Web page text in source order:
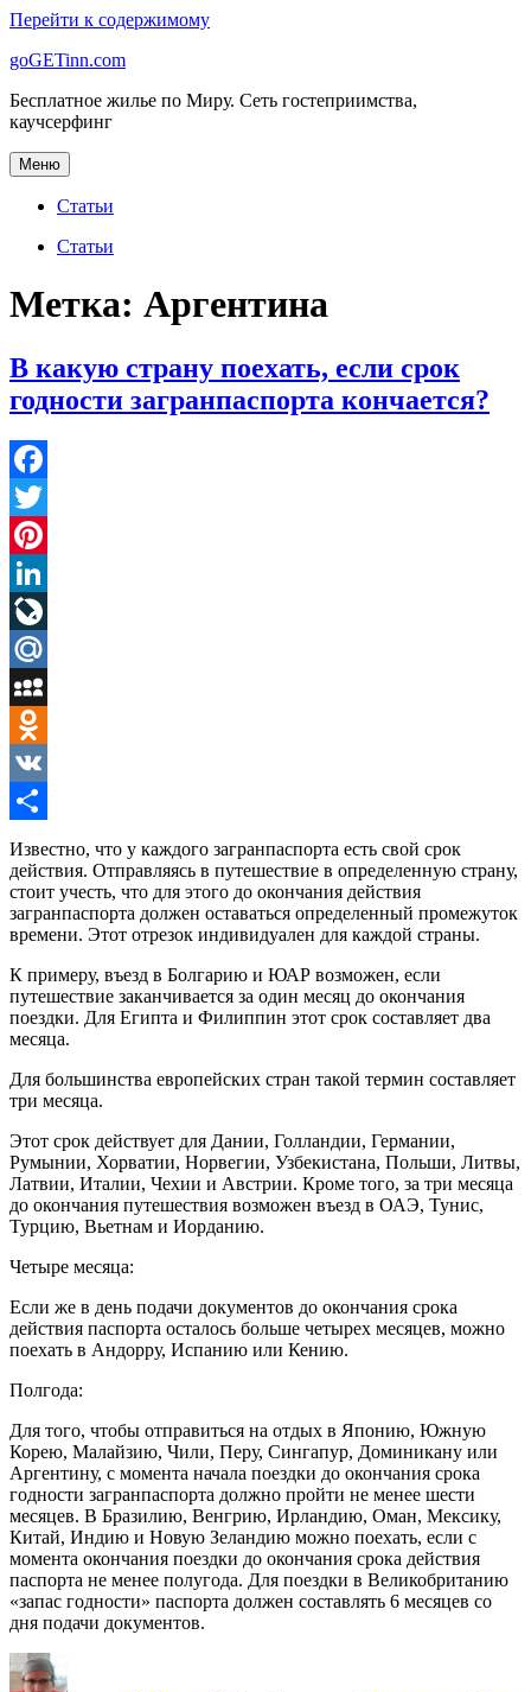
Перейти к содержимому
goGETinn.com
Бесплатное жилье по Миру. Сеть гостеприимства,
каучсерфинг
Меню
Статьи
Статьи
Метка: Аргентина
В какую страну поехать, если срок
годности загранпаспорта кончается?
Facebook
Twitter
Pinterest
LinkedIn
LiveJournal
Mail.Ru
MySpace
Odnoklassniki
VK
Отправить
Известно, что у каждого загранпаспорта есть свой срок
действия. Отправляясь в путешествие в определенную страну,
стоит учесть, что для этого до окончания действия
загранпаспорта должен оставаться определенный промежуток
времени. Этот отрезок индивидуален для каждой страны.
К примеру, въезд в Болгарию и ЮАР возможен, если
путешествие заканчивается за один месяц до окончания
поездки. Для Египта и Филиппин этот срок составляет два
месяца.
Для большинства европейских стран такой термин составляет
три месяца.
Этот срок действует для Дании, Голландии, Германии,
Румынии, Хорватии, Норвегии, Узбекистана, Польши, Литвы,
Латвии, Италии, Чехии и Австрии. Кроме того, за три месяца
до окончания путешествия возможен въезд в ОАЭ, Тунис,
Турцию, Вьетнам и Иорданию.
Четыре месяца:
Если же в день подачи документов до окончания срока
действия паспорта осталось больше четырех месяцев, можно
поехать в Андорру, Испанию или Кению.
Полгода:
Для того, чтобы отправиться на отдых в Японию, Южную
Корею, Малайзию, Чили, Перу, Сингапур, Доминикану или
Аргентину, с момента начала поездки до окончания срока
годности загранпаспорта должно пройти не менее шести
месяцев. В Бразилию, Венгрию, Ирландию, Оман, Мексику,
Китай, Индию и Новую Зеландию можно поехать, если с
момента окончания поездки до окончания срока действия
паспорта не менее полугода. Для поездки в Великобританию
«запас годности» паспорта должен составлять 6 месяцев со
дня подачи документов.